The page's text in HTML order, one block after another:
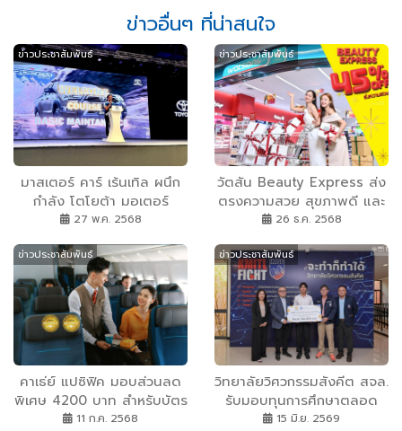
ข่าวอื่นๆ ที่น่าสนใจ
ข่าวประชาสัมพันธ์
มาสเตอร์ คาร์ เร้นเทิล ผนึก
กำลัง โตโยต้า มอเตอร์
ประเทศไทย จัดอบรมบำรุง
27 พ.ค. 2568
ข่าวประชาสัมพันธ์
วัตสัน Beauty Express ส่ง
ตรงความสวย สุขภาพดี และ
ความสุข รับปีใหม่ 2569 แบบ
Holistic Well-Being
Destination
26 ธ.ค. 2568
ข่าวประชาสัมพันธ์
คาเธ่ย์ แปซิฟิค มอบส่วนลด
พิเศษ 4200 บาท สำหรับบัตร
โดยสารชั้นประหยัด สู่จุด
11 ก.ค. 2568
ข่าวประชาสัมพันธ์
วิทยาลัยวิศวกรรมสังคีต สจล.
รับมอบทุนการศึกษาตลอด
หลักสูตร สนับสนุนโอกาส
15 มิ.ย. 2569